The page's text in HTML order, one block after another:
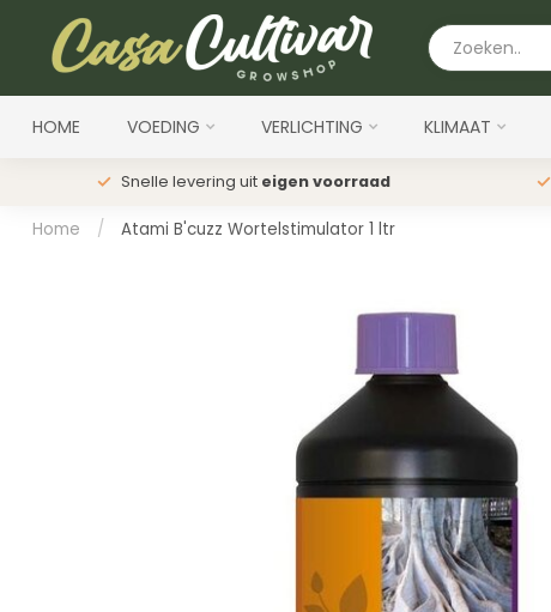
HOME VOEDING VERLICHTING KLIMAAT
Snelle levering uit eigen voorraad
Home / Atami B'cuzz Wortelstimulator 1 ltr